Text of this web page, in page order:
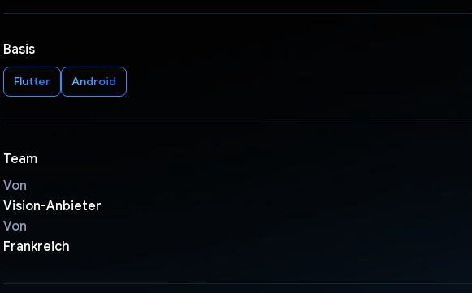
Basis
Flutter Android
Team
Von
Vision-Anbieter
Von
Frankreich